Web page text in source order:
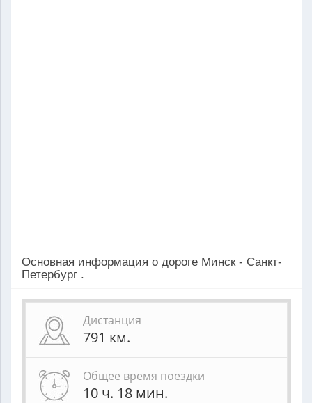
Основная информация о дороге Минск - Санкт-
Петербург .
Дистанция
791 км.
Общее время поездки
10 ч. 18 мин.